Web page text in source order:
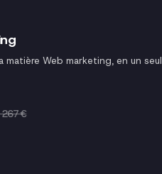
matière Web marketing, en un seul
267 €